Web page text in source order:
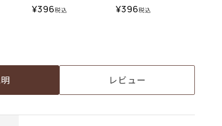
¥396税込 ¥396税込
レビュー